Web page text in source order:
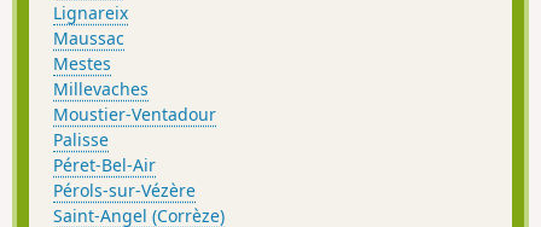
Lignareix
Maussac
Mestes
Millevaches
Moustier-Ventadour
Palisse
Péret-Bel-Air
Pérols-sur-Vézère
Saint-Angel (Corrèze)